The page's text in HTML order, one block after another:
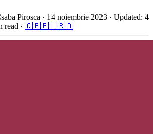
Pirosca · 14 noiembrie 2023 · Updated: 4
read · 🇬🇧🇵🇱🇷🇴